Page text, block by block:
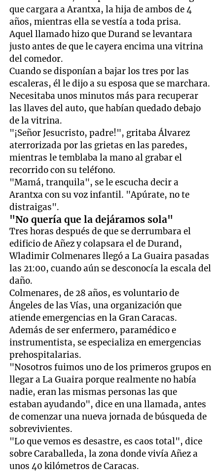
que cargara a Arantxa, la hija de ambos de 4
años, mientras ella se vestía a toda prisa.
Aquel llamado hizo que Durand se levantara
justo antes de que le cayera encima una vitrina
del comedor.
Cuando se disponían a bajar los tres por las
escaleras, él le dijo a su esposa que se marchara.
Necesitaba unos minutos más para recuperar
las llaves del auto, que habían quedado debajo
de la vitrina.
"¡Señor Jesucristo, padre!", gritaba Álvarez
aterrorizada por las grietas en las paredes,
mientras le temblaba la mano al grabar el
recorrido con su teléfono.
"Mamá, tranquila", se le escucha decir a
Arantxa con su voz infantil. "Apúrate, no te
distraigas".
"No quería que la dejáramos sola"
Tres horas después de que se derrumbara el
edificio de Añez y colapsara el de Durand,
Wladimir Colmenares llegó a La Guaira pasadas
las 21:00, cuando aún se desconocía la escala del
daño.
Colmenares, de 28 años, es voluntario de
Ángeles de las Vías, una organización que
atiende emergencias en la Gran Caracas.
Además de ser enfermero, paramédico e
instrumentista, se especializa en emergencias
prehospitalarias.
"Nosotros fuimos uno de los primeros grupos en
llegar a La Guaira porque realmente no había
nadie, eran las mismas personas las que
estaban ayudando", dice en una llamada, antes
de comenzar una nueva jornada de búsqueda de
sobrevivientes.
"Lo que vemos es desastre, es caos total", dice
sobre Caraballeda, la zona donde vivía Añez a
unos 40 kilómetros de Caracas.